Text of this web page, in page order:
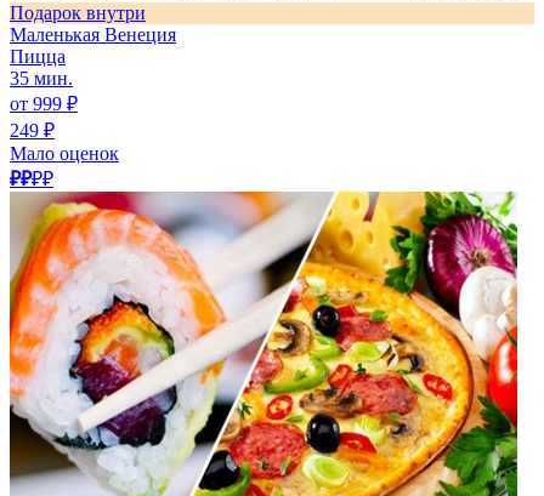
Подарок внутри
Маленькая Венеция
Пицца
35 мин.
от 999 ₽
249 ₽
Мало оценок
₽₽₽₽